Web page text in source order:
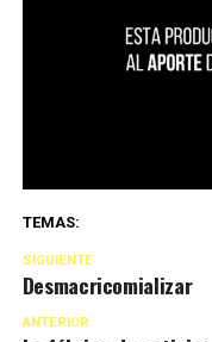
TEMAS:
SIGUIENTE
Desmacricomializar
ANTERIOR